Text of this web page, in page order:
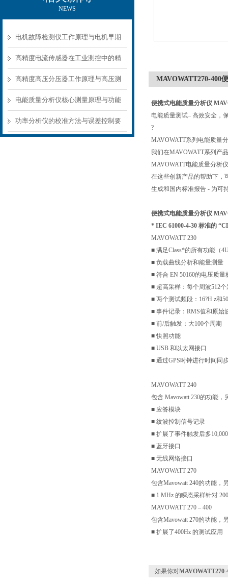
NEWS
电机故障检测仪工作原理与电机早期
故障诊断方案
高精度电流传感器在工业测控中的精
准测量方案
高精度高压分压器工作原理与高压测
量应用场景
电能质量分析仪核心测量原理与功能
模块解析
功率分析仪的校准方法与误差控制要
MAVOWATT270-400
便携式电能质量分析仪
电能质量测试– 高效安全，
?
MAVOWATT系列电能质量
我们在MAVOWATT系列产
MAVOWATT电能质量分析
在这些创新产品的帮助下，
生成和国内标准报告 - 为可
便携式电能质量分析仪
* IEC 61000-4-30 标准的
MAVOWATT 230
■ 满足Class*的所有功能（
■ 负载曲线分析和能量测量
■ 符合 EN 50160的电压质
■ 超高采样：每个周波512
■ 两个测试频段：16?H z和
■ 事件记录：RMS值和原始
■ 前/后触发：大100个周期
■ 快照功能
■ USB 和以太网接口
■ 通过GPS时钟进行时间同
MAVOWATT 240
包含 Mavowatt 230的功能，
■ 应答模块
■ 纹波控制信号记录
■ 扩展了事件触发后多
■ 蓝牙接口
■ 无线网络接口
MAVOWATT 270
包含Mavowatt 240的功能，
■ 1 MHz 的瞬态采样针对
MAVOWATT 270 – 400
包含Mavowatt 270的功能，
■ 扩展了400Hz 的测试应用
如果你对